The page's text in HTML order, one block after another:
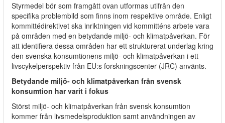
Styrmedel bör som framgått ovan utformas utifrån den
specifika problembild som finns inom respektive område. Enligt
kommittédirektivet ska inriktningen vid kommitténs arbete vara
på områden med en betydande miljö- och klimatpåverkan. För
att identifiera dessa områden har ett strukturerat underlag kring
den svenska konsumtionens miljö- och klimatpåverkan i ett
livscykelperspektiv från EU:s forskningscenter (JRC) använts.
Betydande miljö- och klimatpåverkan från svensk
konsumtion har varit i fokus
Störst miljö- och klimatpåverkan från svensk konsumtion
kommer från livsmedelsproduktion samt användningen av